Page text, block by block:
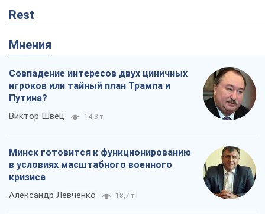
Rest
Мнения
Совпадение интересов двух циничных
игроков или тайный план Трампа и
Путина?
Виктор Швец 14,3 т.
Минск готовится к функционированию
в условиях масштабного военного
кризиса
Александр Левченко 18,7 т.